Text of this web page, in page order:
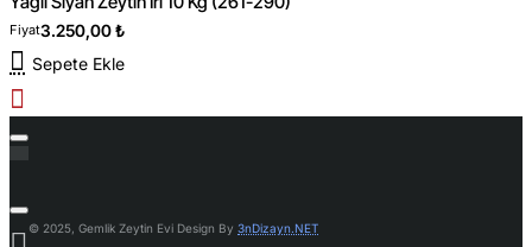
Fiyat3.250,00 ₺
Sepete Ekle
© 2025, Gemlik Zeytin Evi Design By 3nDizayn.NET